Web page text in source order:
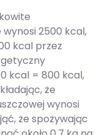
2500 kcal,
kcal przez
kcal = 800 kcal,
że
wynosi
że spożywając